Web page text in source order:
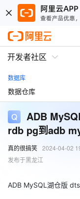
开发者社区
数据库
数据仓库
ADB
rdb pg到adb
真的很搞笑 2024-04-02
发布于黑龙江
ADB MySQL湖仓版